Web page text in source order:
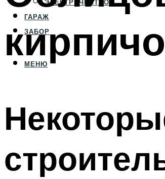
ЭЛЕКТРИЧЕСТВО
ГАРАЖ
ЗАБОР
МЕНЮ